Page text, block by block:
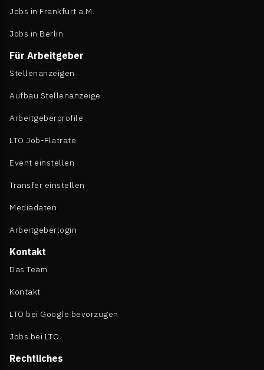
Jobs in Frankfurt a.M.
Jobs in Berlin
Für Arbeitgeber
Stellenanzeigen
Aufbau Stellenanzeige
Arbeitgeberprofile
LTO Job-Flatrate
Event einstellen
Transfer einstellen
Mediadaten
Arbeitgeberlogin
Kontakt
Das Team
Kontakt
LTO bei Google bevorzugen
Jobs bei LTO
Rechtliches